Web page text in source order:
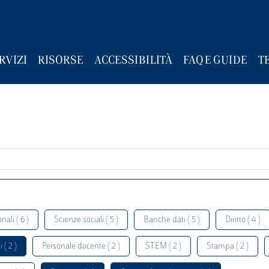
RISORSE ACCESSIBILITÀ FAQ E GUIDE
( 6 ) Scienze sociali ( 5 ) Banche dati ( 5 ) Diritto ( 4 )
( 2 ) Personale docente ( 2 ) STEM ( 2 ) Stampa ( 2 )